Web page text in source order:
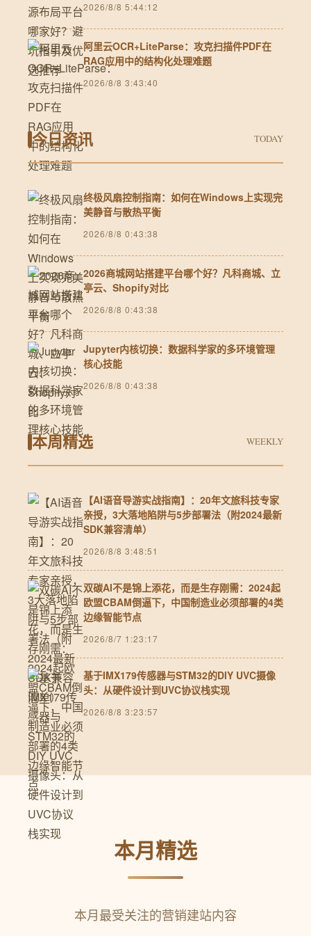
2026/8/8 5:44:12
阿里云OCR+LiteParse：攻克扫描件PDF在
RAG应用中的结构化处理难题
2026/8/8 3:43:40
今日资讯 TODAY
终极风扇控制指南：如何在Windows上实现完
美静音与散热平衡
2026/8/8 0:43:38
2026商城网站搭建平台哪个好？凡科商城、立
亭云、Shopify对比
2026/8/8 0:43:38
Jupyter内核切换：数据科学家的多环境管理
核心技能
2026/8/8 0:43:38
本周精选 WEEKLY
【AI语音导游实战指南】：20年文旅科技专家
亲授，3大落地陷阱与5步部署法（附2024最新
SDK兼容清单）
2026/8/8 3:48:51
双碳AI不是锦上添花，而是生存刚需：2024起
欧盟CBAM倒逼下，中国制造业必须部署的4类
边缘智能节点
2026/8/7 1:23:17
基于IMX179传感器与STM32的DIY UVC摄像
头：从硬件设计到UVC协议栈实现
2026/8/8 3:23:57
本月精选
本月最受关注的营销建站内容